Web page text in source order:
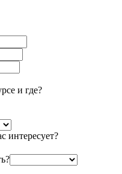
и где?
интересует?